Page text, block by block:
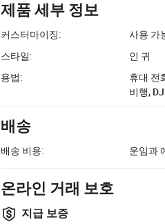
제품 세부 정보
커스터마이징:
사용 가
스타일:
인 귀
용법:
휴대 전
비행, DJ
배송
배송 비용: 운임과
온라인 거래 보호
지급 보증